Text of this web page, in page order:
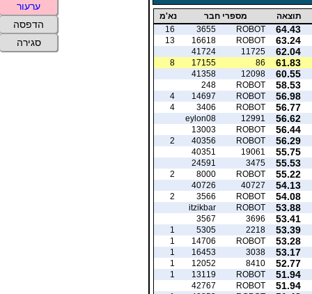
תוצאה מספרי חבר נא'מ
64.43
ROBOT
3655
16
63.24
ROBOT
16618
13
62.04
11725
41724
61.83
86
17155
8
60.55
12098
41358
58.53
ROBOT
248
56.98
ROBOT
14697
4
56.77
ROBOT
3406
4
56.62
12991
eylon08
56.44
ROBOT
13003
56.29
ROBOT
40356
2
55.75
19061
40351
55.53
3475
24591
55.22
ROBOT
8000
2
54.13
40727
40726
54.08
ROBOT
3566
2
53.88
ROBOT
itzikbar
53.41
3696
3567
53.39
2218
5305
1
53.28
ROBOT
14706
1
53.17
3038
16453
1
52.77
8410
12052
1
51.94
ROBOT
13119
1
51.94
ROBOT
42767
ערעור
הדפסה
סגירה